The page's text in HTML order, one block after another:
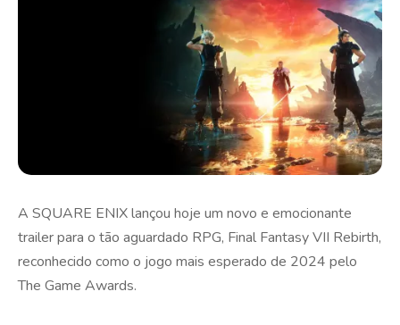
A SQUARE ENIX lançou hoje um novo e emocionante
trailer para o tão aguardado RPG, Final Fantasy VII Rebirth,
reconhecido como o jogo mais esperado de 2024 pelo
The Game Awards.